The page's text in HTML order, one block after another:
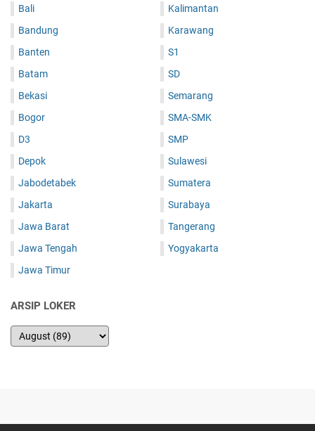
Bali
Bandung
Banten
Batam
Bekasi
Bogor
D3
Depok
Jabodetabek
Jakarta
Jawa Barat
Jawa Tengah
Jawa Timur
Kalimantan
Karawang
S1
SD
Semarang
SMA-SMK
SMP
Sulawesi
Sumatera
Surabaya
Tangerang
Yogyakarta
ARSIP LOKER